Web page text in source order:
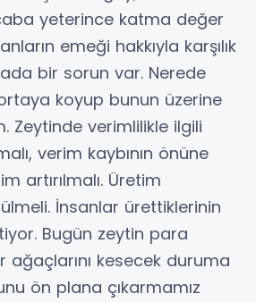
yeterince katma değer
emeği hakkıyla karşılık
bir sorun var. Nerede
ortaya koyup bunun üzerine
Zeytinde verimlilikle ilgili
verim kaybının önüne
artırılmalı. Üretim
İnsanlar ürettiklerinin
Bugün zeytin para
ağaçlarını kesecek duruma
ön plana çıkarmamız